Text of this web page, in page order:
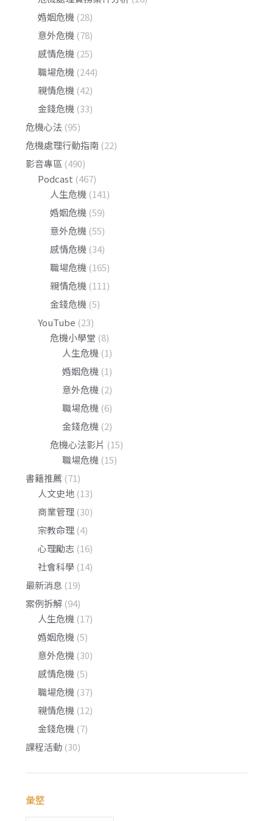
婚姻危機 (28)
意外危機 (78)
感情危機 (25)
職場危機 (244)
親情危機 (42)
金錢危機 (33)
危機心法 (95)
危機處理行動指南 (22)
影音專區 (490)
Podcast (467)
人生危機 (141)
婚姻危機 (59)
意外危機 (55)
感情危機 (34)
職場危機 (165)
親情危機 (111)
金錢危機 (5)
YouTube (23)
危機小學堂 (8)
人生危機 (1)
婚姻危機 (1)
意外危機 (2)
職場危機 (6)
金錢危機 (2)
危機心法影片 (15)
職場危機 (15)
書籍推薦 (71)
人文史地 (13)
商業管理 (30)
宗教命理 (4)
心理勵志 (16)
社會科學 (14)
最新消息 (19)
案例拆解 (94)
人生危機 (17)
婚姻危機 (5)
意外危機 (30)
感情危機 (5)
職場危機 (37)
親情危機 (12)
金錢危機 (7)
課程活動 (30)
彙整